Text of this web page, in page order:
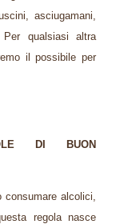
asciugamani,
Per qualsiasi altra
il possibile per
DI BUON
alcolici,
regola nasce